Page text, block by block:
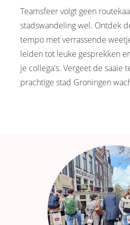
Teamsfeer volgt geen
stadswandeling wel. Ontdek
tempo met verrassende
leiden tot leuke gesprekken
je collega's. Vergeet de saaie
prachtige stad Groningen